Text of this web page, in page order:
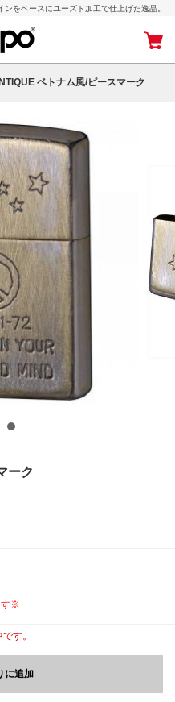
をベースにユーズド加工で仕上げた逸品。
ベトナム風/ピースマーク
ーク
す※
す。
に追加